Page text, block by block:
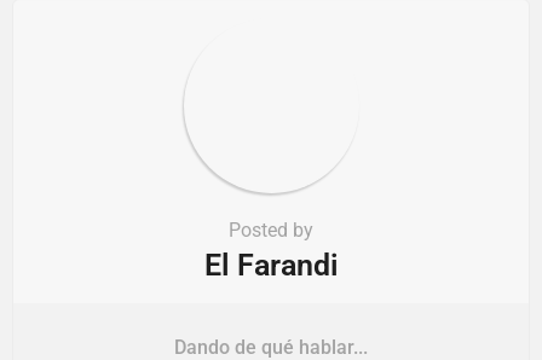
Posted by
El Farandi
Dando de qué hablar...